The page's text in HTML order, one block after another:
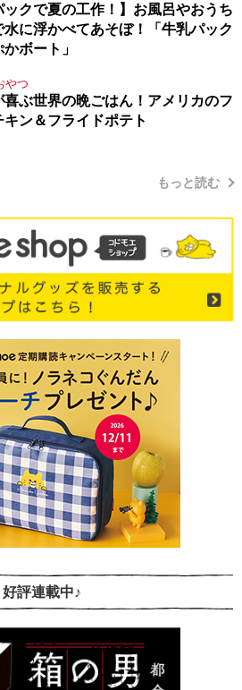
ックで夏の工作！】お風呂やおうち
水に浮かべてあそぼ！「牛乳パック
ボート」
やつ
喜ぶ世界の晩ごはん！アメリカのフ
キン＆フライドポテト
もっと読む
好評連載中♪